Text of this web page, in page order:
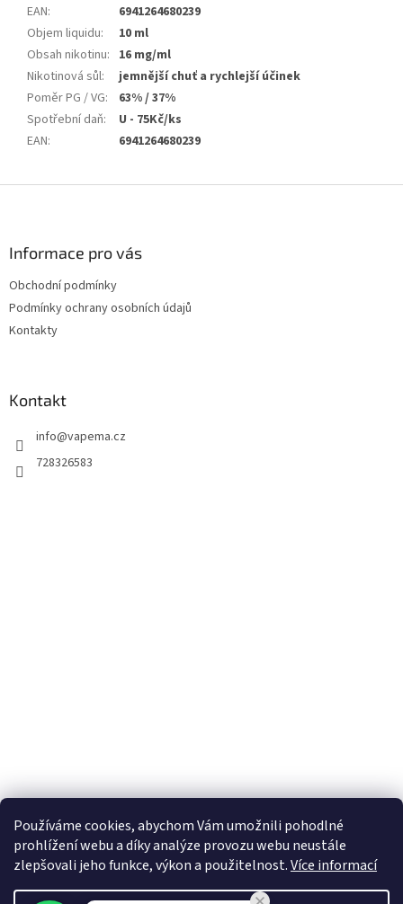
Používáme cookies, abychom Vám umožnili pohodlné
prohlížení webu a díky analýze provozu webu neustále
zlepšovali jeho funkce, výkon a použitelnost.Více informací
EAN:
6941264680239
Objem liquidu:
10 ml
Obsah nikotinu: 16 mg/ml
Nikotinová sůl:
jemnější chuť a rychlejší účinek
Poměr PG / VG:
63% / 37%
Spotřební daň:
U - 75Kč/ks
EAN: 6941264680239
Informace pro vás
Obchodní podmínky
Podmínky ochrany osobních údajů
Kontakty
Kontakt
info@vapema.cz
728326583
Vytvořil Shoptet Premium